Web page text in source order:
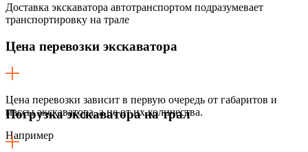
Доставка экскаватора автотранспортом подразумевает
транспортировку на трале
Цена перевозки экскаватора
Цена перевозки зависит в первую очередь от габаритов и
массы экскаватора, а не от их количества.
Например
Погрузка экскаватора на трал